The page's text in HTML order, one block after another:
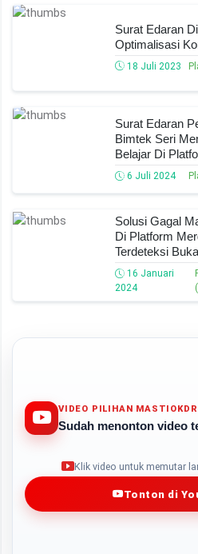
Surat Edaran
Optimalisasi
18 Juli 2023
Surat Edaran
Bimtek Seri
Belajar Di
Tahun 2024
6 Juli 2024
Solusi Gagal
Di Platform
Terdeteksi
16 Januari
2024
VIDEO PILIHAN MASTIOKDR
Sudah menonton video
Klik video untuk memutar
Tonton di